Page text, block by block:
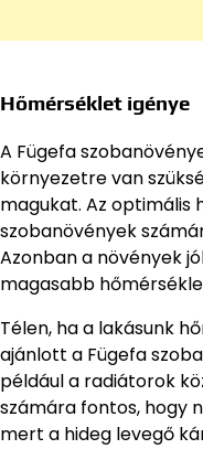
Hőmérséklet igénye
A Fügefa
környezetre van
magukat. Az optimális
szobanövények
Azonban a növények
magasabb
Télen, ha a lakásunk
ajánlott a Fügefa
például a radiátorok
számára fontos, hogy
mert a hideg levegő